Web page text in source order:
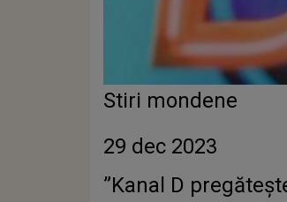
Stiri mondene
29 dec 2023
”Kanal D